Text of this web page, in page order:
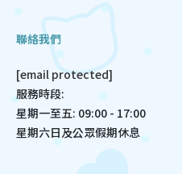
聯絡我們
[email protected]
服務時段:
星期一至五: 09:00 - 17:00
星期六日及公眾假期休息